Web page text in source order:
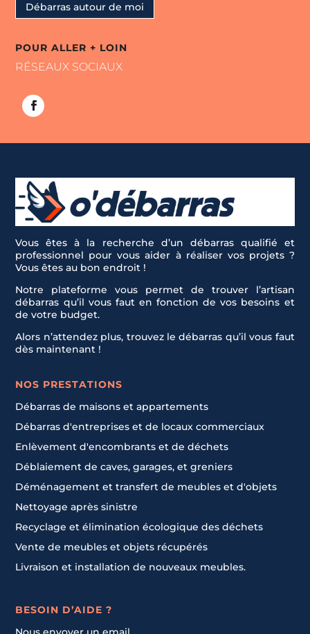
Débarras autour de moi
POUR ALLER + LOIN
RÉSEAUX SOCIAUX
Vous êtes à la recherche d’un débarras qualifié et
professionnel pour vous aider à réaliser vos projets ?
Vous êtes au bon endroit !
Notre plateforme vous permet de trouver l’artisan
débarras qu’il vous faut en fonction de vos besoins et
de votre budget.
Alors n’attendez plus, trouvez le débarras qu’il vous faut
dès maintenant !
NOS PRESTATIONS
Débarras de maisons et appartements
Débarras d'entreprises et de locaux commerciaux
Enlèvement d'encombrants et de déchets
Déblaiement de caves, garages, et greniers
Déménagement et transfert de meubles et d'objets
Nettoyage après sinistre
Recyclage et élimination écologique des déchets
Vente de meubles et objets récupérés
Livraison et installation de nouveaux meubles.
BESOIN D’AIDE ?